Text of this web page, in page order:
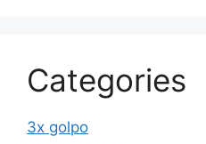
Categories
3x golpo